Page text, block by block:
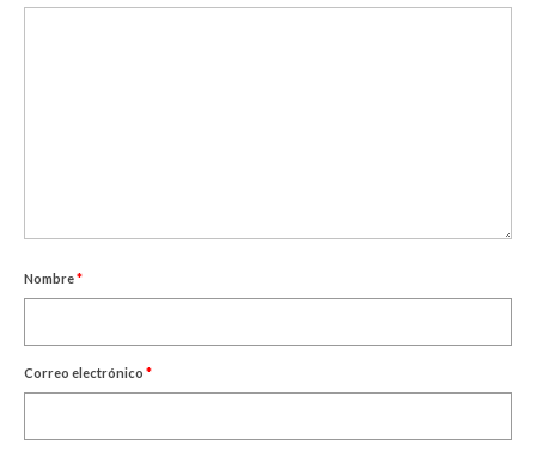
Nombre*
Correo electrónico *